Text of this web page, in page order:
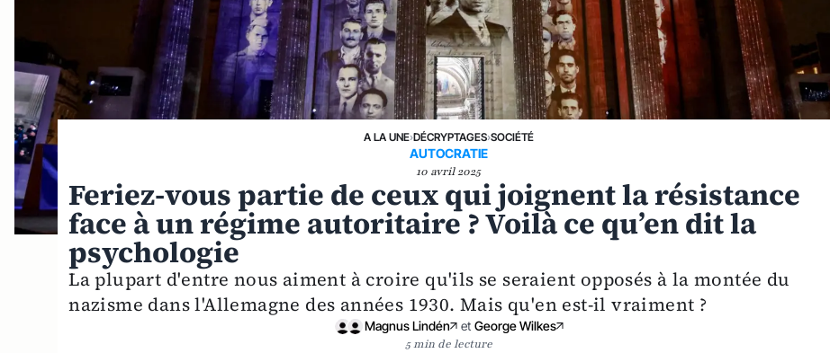
A LA UNE›DÉCRYPTAGES›SOCIÉTÉ
AUTOCRATIE
10 avril 2025
Feriez-vous partie de ceux qui joignent la résistance
face à un régime autoritaire ? Voilà ce qu’en dit la
psychologie
La plupart d'entre nous aiment à croire qu'ils se seraient opposés à la montée du
nazisme dans l'Allemagne des années 1930. Mais qu'en est-il vraiment ?
Magnus Lindén et George Wilkes
5 min de lecture